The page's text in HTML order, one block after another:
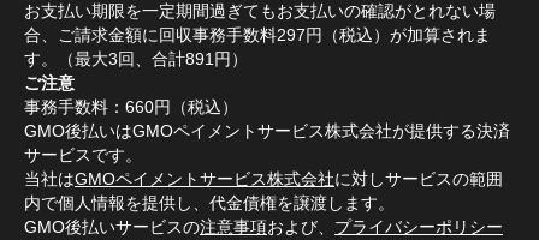
お支払い期限を一定期間過ぎてもお支払いの確認がとれない場
合、ご請求金額に回収事務手数料297円（税込）が加算されま
す。（最大3回、合計891円）
ご注意
事務手数料：660円（税込）
GMO後払いはGMOペイメントサービス株式会社が提供する決済
サービスです。
当社はGMOペイメントサービス株式会社に対しサービスの範囲
内で個人情報を提供し、代金債権を譲渡します。
GMO後払いサービスの注意事項および、 プライバシーポリシー